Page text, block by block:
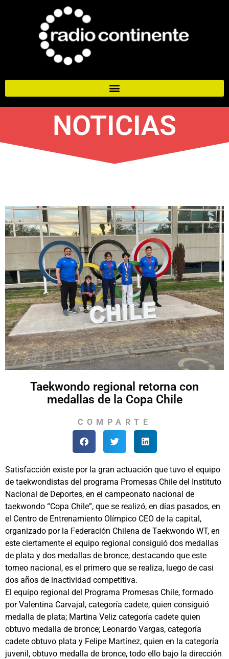
NOTICIAS
Taekwondo regional retorna con
medallas de la Copa Chile
COMPARTE
Satisfacción existe por la gran actuación que tuvo el equipo
de taekwondistas del programa Promesas Chile del Instituto
Nacional de Deportes, en el campeonato nacional de
taekwondo “Copa Chile”, que se realizó, en días pasados, en
el Centro de Entrenamiento Olímpico CEO de la capital,
organizado por la Federación Chilena de Taekwondo WT, en
este ciertamente el equipo regional consiguió dos medallas
de plata y dos medallas de bronce, destacando que este
torneo nacional, es el primero que se realiza, luego de casi
dos años de inactividad competitiva.
El equipo regional del Programa Promesas Chile, formado
por Valentina Carvajal, categoría cadete, quien consiguió
medalla de plata; Martina Veliz categoría cadete quien
obtuvo medalla de bronce; Leonardo Vargas, categoría
cadete obtuvo plata y Felipe Martínez, quien en la categoría
juvenil, obtuvo medalla de bronce, todo ello bajo la dirección